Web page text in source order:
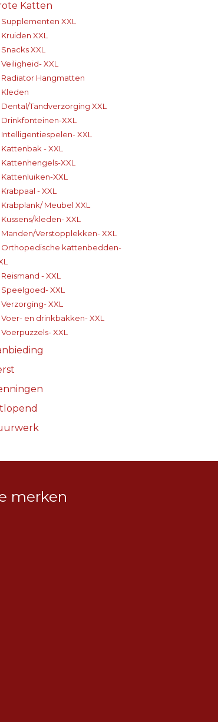
Katten
Supplementen XXL
Kruiden XXL
Snacks XXL
Veiligheid- XXL
Radiator Hangmatten
Kleden
Dental/Tandverzorging XXL
Drinkfonteinen-XXL
Intelligentiespelen- XXL
Kattenbak - XXL
Kattenhengels-XXL
Kattenluiken-XXL
Krabpaal - XXL
Krabplank/ Meubel XXL
Kussens/kleden- XXL
Manden/Verstopplekken- XXL
Orthopedische kattenbedden-
Reismand - XXL
Speelgoed- XXL
Verzorging- XXL
Voer- en drinkbakken- XXL
Voerpuzzels- XXL
merken